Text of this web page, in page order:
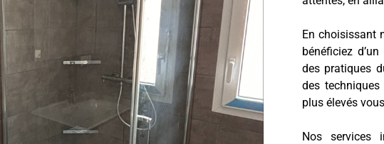
En choisissant
bénéficiez
des pratiques
des
plus élevés
Nos services